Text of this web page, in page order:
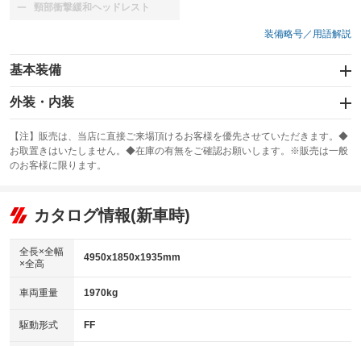
頸部衝撃緩和ヘッドレスト
：装備なし
装備略号／用語解説
基本装備
エアバッグ：運転席/助手席/サイド
：装備あり
：装備あり
サンルーフ
：装備なし ABS
リフトアップ
：装備なし
：装備なし
パワーウィンドウ
アイドリングストップ
：装備なし
USB入力端子
：装備あり
外装・内装
カーナビ：メモリーナビ他
：装備あり
TV
：装備なし
ビジュアル
：装備なし
：装備あり
革シート
キーレス
HID(キセノンライト)
：装備なし
【注】販売は、当店に直接ご来場頂けるお客様を優先させていただきます。◆
お取置きはいたしません。◆在庫の有無をご確認お願いします。※販売は一般
のお客様に限ります。
カタログ情報(新車時)
全長×全幅
×全高
4950x1850x1935mm
車両重量 1970kg
駆動形式 FF